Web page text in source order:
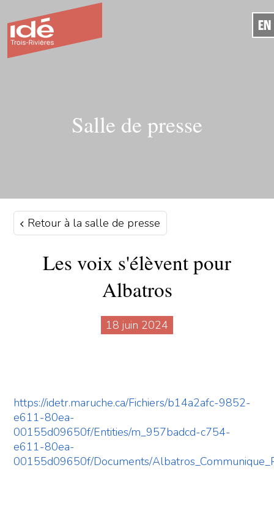
EN
Salle de presse
Retour à la salle de presse
Les voix s'élèvent pour
Albatros
18 juin 2024
https://idetr.maruche.ca/Fichiers/b14a2afc-9852-
e611-80ea-
00155d09650f/Entities/m_957badcd-c754-
e611-80ea-
00155d09650f/Documents/